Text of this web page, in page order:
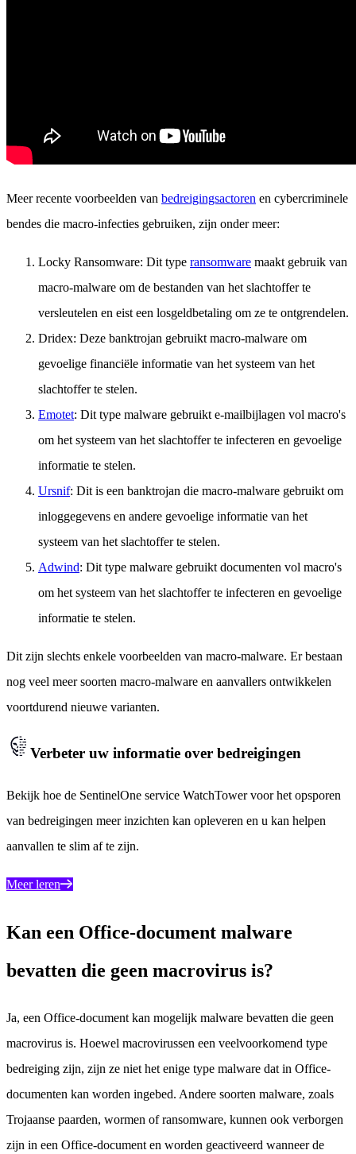
Meer recente voorbeelden van bedreigingsactoren en cybercriminele
bendes die macro-infecties gebruiken, zijn onder meer:
Locky Ransomware: Dit type ransomware maakt gebruik van
macro-malware om de bestanden van het slachtoffer te
versleutelen en eist een losgeldbetaling om ze te ontgrendelen.
Dridex: Deze banktrojan gebruikt macro-malware om
gevoelige financiële informatie van het systeem van het
slachtoffer te stelen.
Emotet: Dit type malware gebruikt e-mailbijlagen vol macro's
om het systeem van het slachtoffer te infecteren en gevoelige
informatie te stelen.
Ursnif: Dit is een banktrojan die macro-malware gebruikt om
inloggegevens en andere gevoelige informatie van het
systeem van het slachtoffer te stelen.
Adwind: Dit type malware gebruikt documenten vol macro's
om het systeem van het slachtoffer te infecteren en gevoelige
informatie te stelen.
Dit zijn slechts enkele voorbeelden van macro-malware. Er bestaan
nog veel meer soorten macro-malware en aanvallers ontwikkelen
voortdurend nieuwe varianten.
Verbeter uw informatie over bedreigingen
Bekijk hoe de SentinelOne service WatchTower voor het opsporen
van bedreigingen meer inzichten kan opleveren en u kan helpen
aanvallen te slim af te zijn.
Meer leren
Kan een Office-document malware
bevatten die geen macrovirus is?
Ja, een Office-document kan mogelijk malware bevatten die geen
macrovirus is. Hoewel macrovirussen een veelvoorkomend type
bedreiging zijn, zijn ze niet het enige type malware dat in Office-
documenten kan worden ingebed. Andere soorten malware, zoals
Trojaanse paarden, wormen of ransomware, kunnen ook verborgen
zijn in een Office-document en worden geactiveerd wanneer de